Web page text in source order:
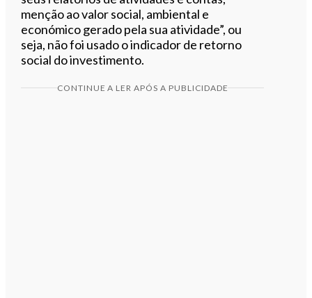
menção ao valor social, ambiental e
económico gerado pela sua atividade”, ou
seja, não foi usado o indicador de retorno
social do investimento.
CONTINUE A LER APÓS A PUBLICIDADE